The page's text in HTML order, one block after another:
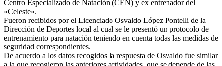
Centro Especializado de Natación (CEN) y ex entrenador del
«Celeste».
Fueron recibidos por el Licenciado Osvaldo López Pontelli de la
Dirección de Deportes local al cual se le presentó un protocolo de
entrenamiento para natación teniendo en cuenta todas las medidas de
seguridad correspondientes.
De acuerdo a los datos recogidos la respuesta de Osvaldo fue similar
a la que recogieron las anteriores actividades, que se depende de las